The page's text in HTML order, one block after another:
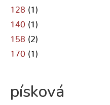
128 (1)
140 (1)
158 (2)
170 (1)
písková